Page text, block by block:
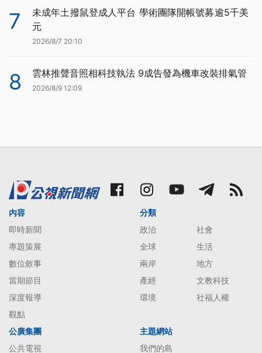
7
未成年土撥鼠登成人平台 學術團隊開帳號募逾5千美
元
2026/8/7 20:10
8 雲林推聲音照相科技執法 9成告發為機車改裝排氣管
2026/8/9 12:09
內容
即時新聞
專題策展
數位敘事
當期節目
深度報導
觀點
分類
政治
社會
全球
生活
兩岸
地方
產經
文教科技
環境
社福人權
公廣集團
公共電視
主題網站
我們的島